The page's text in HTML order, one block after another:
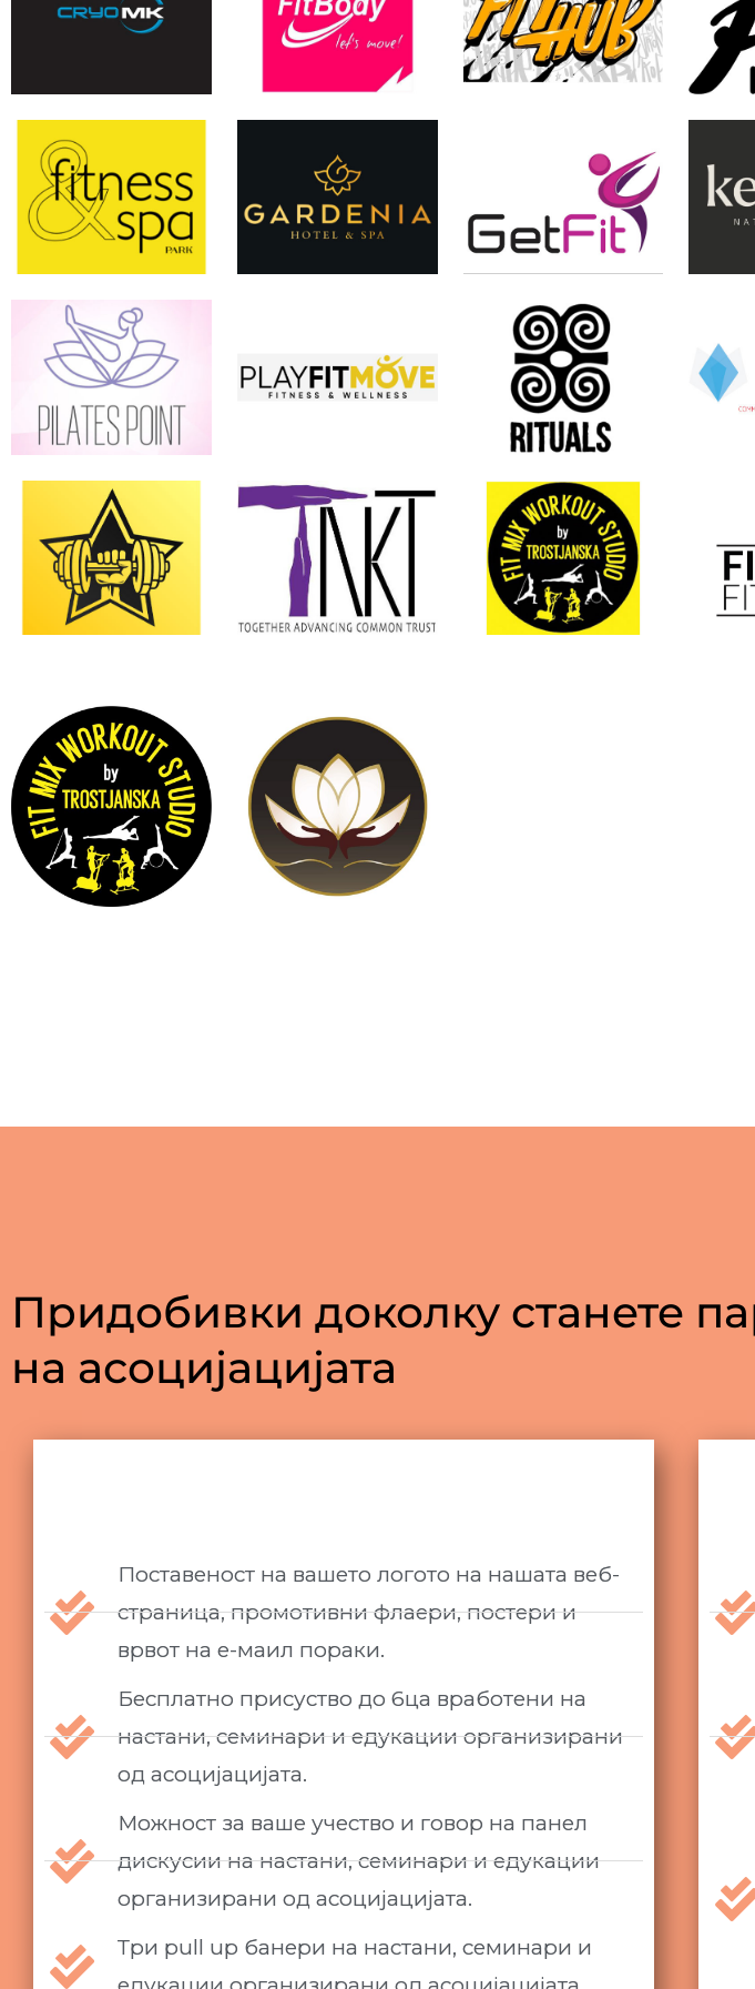
Придобивки доколку станете
на асоцијацијата
Поставеност на вашето логото на нашата веб-
страница, промотивни флаери, постери и
врвот на е-маил пораки.
Бесплатно присуство до 6ца вработени на
настани, семинари и едукации организирани
од асоцијацијата.
Можност за ваше учество и говор на панел
дискусии на настани, семинари и едукации
организирани од асоцијацијата.
Три pull up банери на настани, семинари и